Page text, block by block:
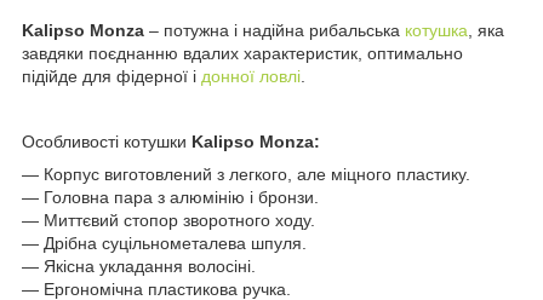
Kalipso Monza – потужна і надійна рибальська котушка , яка
завдяки поєднанню вдалих характеристик, оптимально
підійде для фідерної і донної ловлі
Особливості котушки Kalipso Monza:
— Корпус виготовлений з легкого, але міцного пластику.
— Головна пара з алюмінію і бронзи.
— Миттєвий стопор зворотного ходу.
— Дрібна суцільнометалева шпуля.
— Якісна укладання волосіні.
— Ергономічна пластикова ручка.